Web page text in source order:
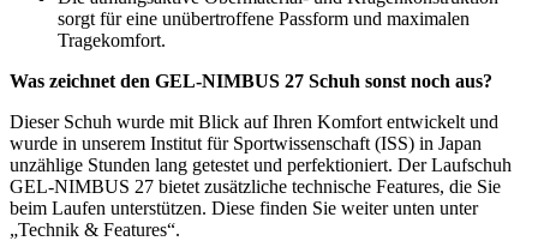
sorgt für eine unübertroffene Passform und maximalen
Tragekomfort.
Was zeichnet den GEL-NIMBUS 27 Schuh sonst noch aus?
Dieser Schuh wurde mit Blick auf Ihren Komfort entwickelt und
wurde in unserem Institut für Sportwissenschaft (ISS) in Japan
unzählige Stunden lang getestet und perfektioniert. Der Laufschuh
GEL-NIMBUS 27 bietet zusätzliche technische Features, die Sie
beim Laufen unterstützen. Diese finden Sie weiter unten unter
„Technik & Features“.